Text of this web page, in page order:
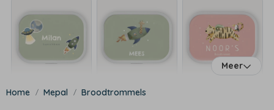
Meer
Mepal Broodtrommels